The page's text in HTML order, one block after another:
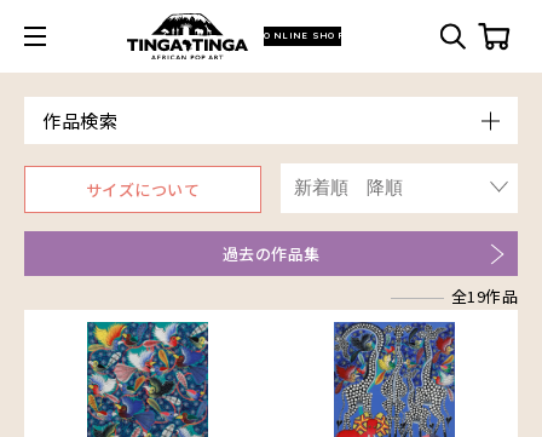
ONLINE SHOP
作品検索
Model
青空
朝焼け
家
イノシシ
イボイノシシ
イルカ
～￥10,000
￥30,001～40,000
￥40,001～60,000
￥60,001～80,000
￥80,001～100,000
Artist
ア行
アウスィー
アキリ
アグネス
カケパ
カッシム
サイディ
サイズについて
過去の作品集
全19作品